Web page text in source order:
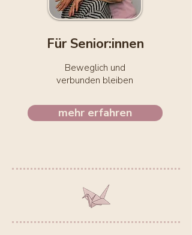
Für Senior:innen
Beweglich und
verbunden bleiben
mehr erfahren